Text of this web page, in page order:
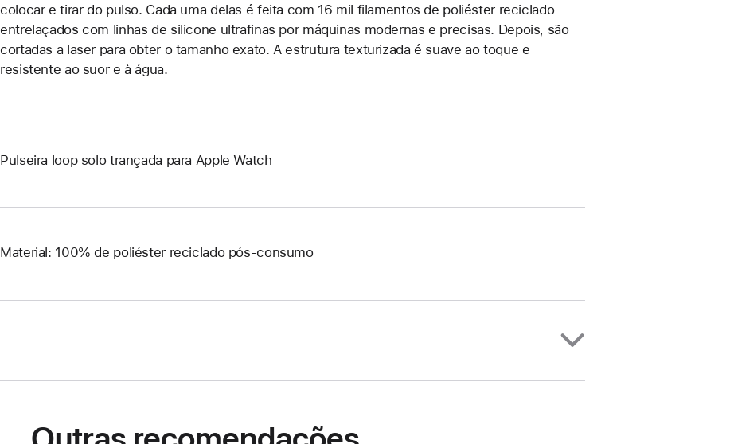
colocar e tirar do pulso. Cada uma delas é feita com 16 mil filamentos de poliéster reciclado
entrelaçados com linhas de silicone ultrafinas por máquinas modernas e precisas. Depois, são
cortadas a laser para obter o tamanho exato. A estrutura texturizada é suave ao toque e
resistente ao suor e à água.
Pulseira loop solo trançada para Apple Watch
Material: 100% de poliéster reciclado pós-consumo